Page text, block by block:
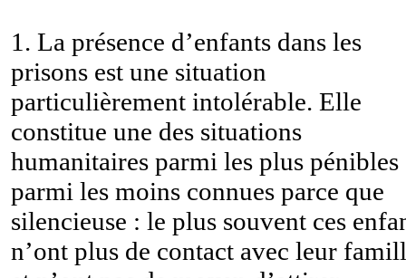
1. La présence d’enfants dans les
prisons est une situation
particulièrement intolérable. Elle
constitue une des situations
humanitaires parmi les plus pénibles
parmi les moins connues parce que
silencieuse : le plus souvent ces
n’ont plus de contact avec leur